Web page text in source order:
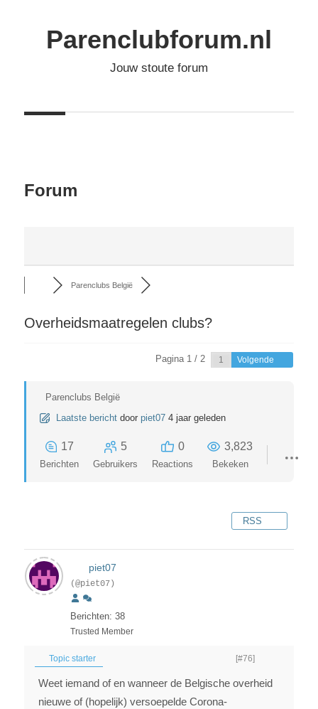
Parenclubforum.nl
Jouw stoute forum
Forum
Parenclubs België
Overheidsmaatregelen clubs?
Pagina 1 / 2 Volgende
Parenclubs België
Laatste bericht door piet07 4 jaar geleden
17
Berichten
5
Gebruikers
0
Reactions
3,823
Bekeken
RSS
piet07
(@piet07)
Berichten: 38
Trusted Member
Topic starter [#76]
Weet iemand of en wanneer de Belgische overheid
nieuwe of (hopelijk) versoepelde Corona-